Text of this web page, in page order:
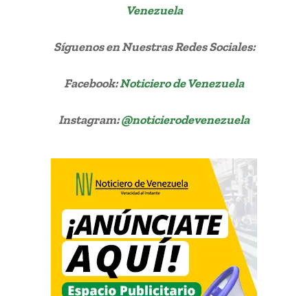
Venezuela
Síguenosen Nuestras Redes Sociales:
Facebook:Noticiero de Venezuela
Instagram:@noticierodevenezuela